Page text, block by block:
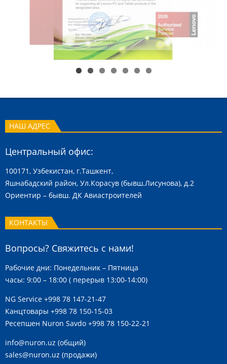
НАШ АДРЕС
Центральный офис:
100171, Узбекистан, г.Ташкент,
Яшнабадский район, Ул.Корасув (бывш.Лисунова), д.2
Ориентир – бывш. ДК Авиастроителей
КОНТАКТЫ
Вопросы? Свяжитесь с нами!
Рабочие дни: Понедельник – Пятница
часы: 9:00 – 18:00 ( перерыв 13:00-14:00)
NG Service +998 78 147-21-47
Канцтовары +998 78 150-15-03
Ресепшен Nuron Savdo +998 78 150-22-21
info@nuron.uz (общий)
sales@nuron.uz (продажи)